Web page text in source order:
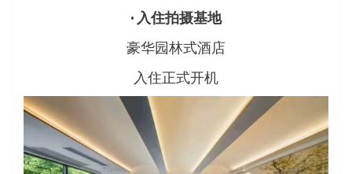
· 入住拍摄基地
豪华园林式酒店
入住正式开机